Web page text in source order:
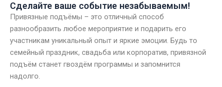
Сделайте ваше событие незабываемым!
Привязные подъёмы – это отличный способ
разнообразить любое мероприятие и подарить его
участникам уникальный опыт и яркие эмоции. Будь то
семейный праздник, свадьба или корпоратив, привязной
подъём станет гвоздём программы и запомнится
надолго.